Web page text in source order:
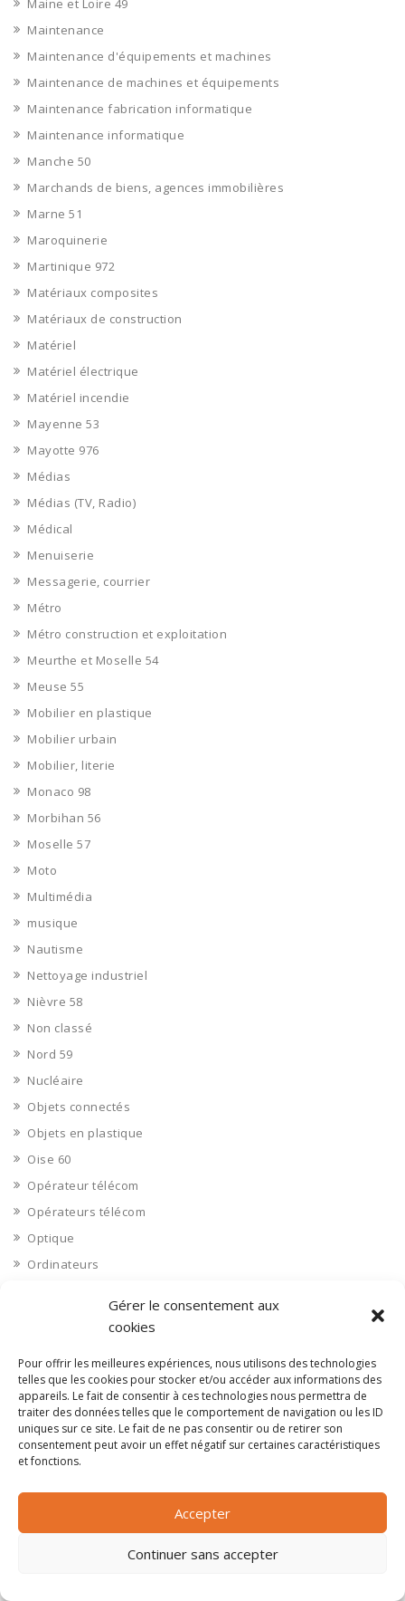
Gérer le consentement aux
cookies
Pour offrir les meilleures expériences, nous utilisons des technologies
telles que les cookies pour stocker et/ou accéder aux informations des
appareils. Le fait de consentir à ces technologies nous permettra de
traiter des données telles que le comportement de navigation ou les ID
uniques sur ce site. Le fait de ne pas consentir ou de retirer son
consentement peut avoir un effet négatif sur certaines caractéristiques
et fonctions.
Accepter
Continuer sans accepter
Maine et Loire 49
Maintenance
Maintenance d'équipements et machines
Maintenance de machines et équipements
Maintenance fabrication informatique
Maintenance informatique
Manche 50
Marchands de biens, agences immobilières
Marne 51
Maroquinerie
Martinique 972
Matériaux composites
Matériaux de construction
Matériel
Matériel électrique
Matériel incendie
Mayenne 53
Mayotte 976
Médias
Médias (TV, Radio)
Médical
Menuiserie
Messagerie, courrier
Métro
Métro construction et exploitation
Meurthe et Moselle 54
Meuse 55
Mobilier en plastique
Mobilier urbain
Mobilier, literie
Monaco 98
Morbihan 56
Moselle 57
Moto
Multimédia
musique
Nautisme
Nettoyage industriel
Nièvre 58
Non classé
Nord 59
Nucléaire
Objets connectés
Objets en plastique
Oise 60
Opérateur télécom
Opérateurs télécom
Optique
Ordinateurs
Paris 75
Pas de Calais 62
Pêche
Petite distribution
Pharmacie et vente d'articles médicaux